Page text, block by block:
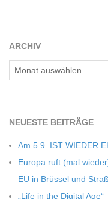
L
E
ARCHIV
Archiv
NEU­ESTE BEITRÄGE
Am 5.9. IST WIEDER
Europa ruft (mal
EU in Brüs­sel und
„Life in the Digi­tal